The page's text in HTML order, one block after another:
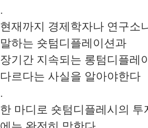
.
현재까지 경제학자나 연구소
말하는 숏텀디플레이션과
장기간 지속되는 롱텀디플레
다르다는 사실을 알아야한다
.
한 마디로 숏텀디플레시의